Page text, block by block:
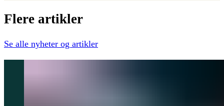
Flere artikler
Se alle nyheter og artikler